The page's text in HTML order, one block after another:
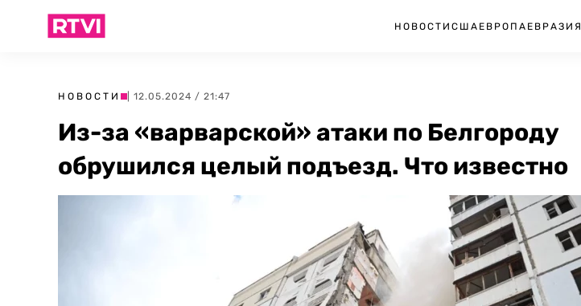
НОВОСТИ США ЕВРОПА ЕВРАЗИЯ
НОВОСТИ | 12.05.2024 / 21:47
Из-за «варварской» атаки по Белгороду
обрушился целый подъезд. Что известно